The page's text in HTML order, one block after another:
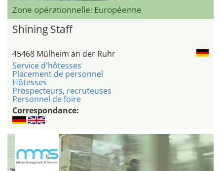
Zone opérationnelle: Européenne
Shining Staff
45468 Mülheim an der Ruhr
Service d'hôtesses
Placement de personnel
Hôtesses
Prospecteurs, recruteuses
Personnel de foire
Correspondance: